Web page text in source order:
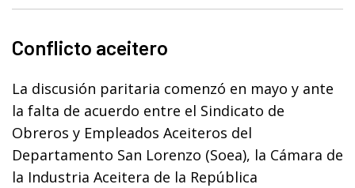
Conflicto aceitero
La discusión paritaria comenzó en mayo y ante
la falta de acuerdo entre el Sindicato de
Obreros y Empleados Aceiteros del
Departamento San Lorenzo (Soea), la Cámara de
la Industria Aceitera de la República